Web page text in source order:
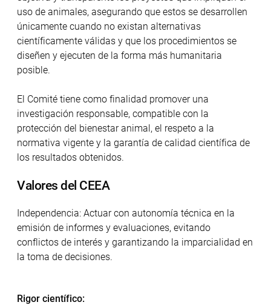
uso de animales, asegurando que estos se desarrollen
únicamente cuando no existan alternativas
científicamente válidas y que los procedimientos se
diseñen y ejecuten de la forma más humanitaria
posible.
El Comité tiene como finalidad promover una
investigación responsable, compatible con la
protección del bienestar animal, el respeto a la
normativa vigente y la garantía de calidad científica de
los resultados obtenidos.
Valores del CEEA
Independencia: Actuar con autonomía técnica en la
emisión de informes y evaluaciones, evitando
conflictos de interés y garantizando la imparcialidad en
la toma de decisiones.
Rigor científico: